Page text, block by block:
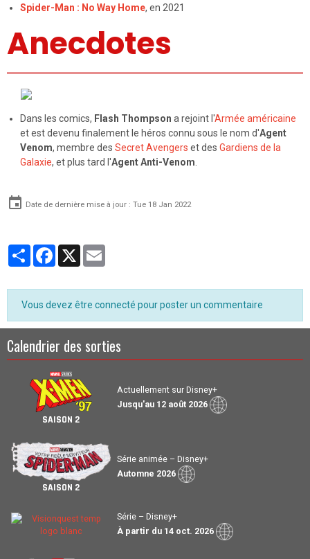
Spider-Man : No Way Home, en 2021
Anecdotes
Dans les comics, Flash Thompson a rejoint l'Armée américaine
et est devenu finalement le héros connu sous le nom d'Agent
Venom, membre desSecret Avengers et desGardiens de la
Galaxie, et plus tard l'Agent Anti-Venom.
Date de dernière mise à jour : Tue 18 Jan 2022
PartagerFacebook
X
Vous devez être connecté pour poster un commentaire
Calendrier des sorties
SAISON 2
Actuellement sur Disney+
Jusqu'au 12 août 2026
SAISON 2
Série animée – Disney+
Automne 2026
Série – Disney+
À partir du 14 oct. 2026